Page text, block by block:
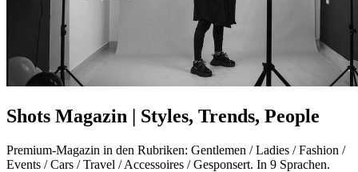
Shots Magazin | Styles, Trends, People
Premium-Magazin in den Rubriken: Gentlemen / Ladies / Fashion /
Events / Cars / Travel / Accessoires / Gesponsert. In 9 Sprachen.